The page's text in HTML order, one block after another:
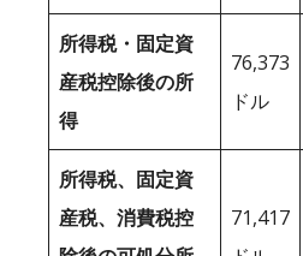
所得税・固定資
産税控除後の所
得
76,373
ドル
所得税、固定資
産税、消費税控
71,417